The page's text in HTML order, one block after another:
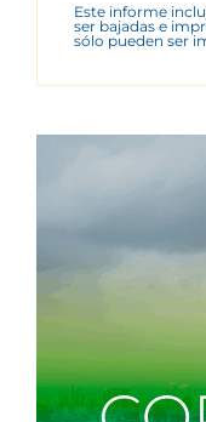
Este informe
ser bajadas e
sólo pueden ser